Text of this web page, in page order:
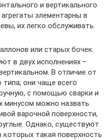
и вертикального
элементарны в
их легко обслуживать.
или старых бочек.
в двух исполнениях –
В отличие от
они чаще всего
с помощью сварки и
минусом можно назвать
варочной поверхности,
Однако, существуют
которых такая поверхность